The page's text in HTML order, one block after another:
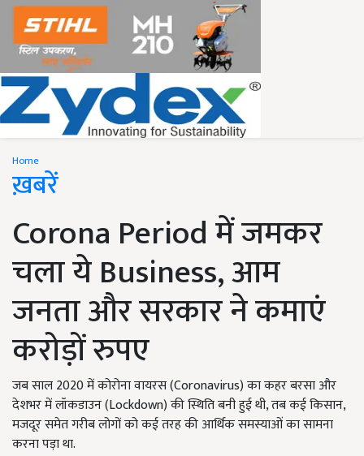
Home
ख़बरें
Corona Period में जमकर
चला ये Business, आम
जनता और सरकार ने कमाएं
करोड़ों रुपए
जब साल 2020 में कोरोना वायरस (Coronavirus) का कहर बरसा और
देशभर में लॉकडाउन (Lockdown) की स्थिति बनी हुई थी, तब कई किसान,
मजदूर समेत गरीब लोगों को कई तरह की आर्थिक समस्याओं का सामना
करना पड़ा था.